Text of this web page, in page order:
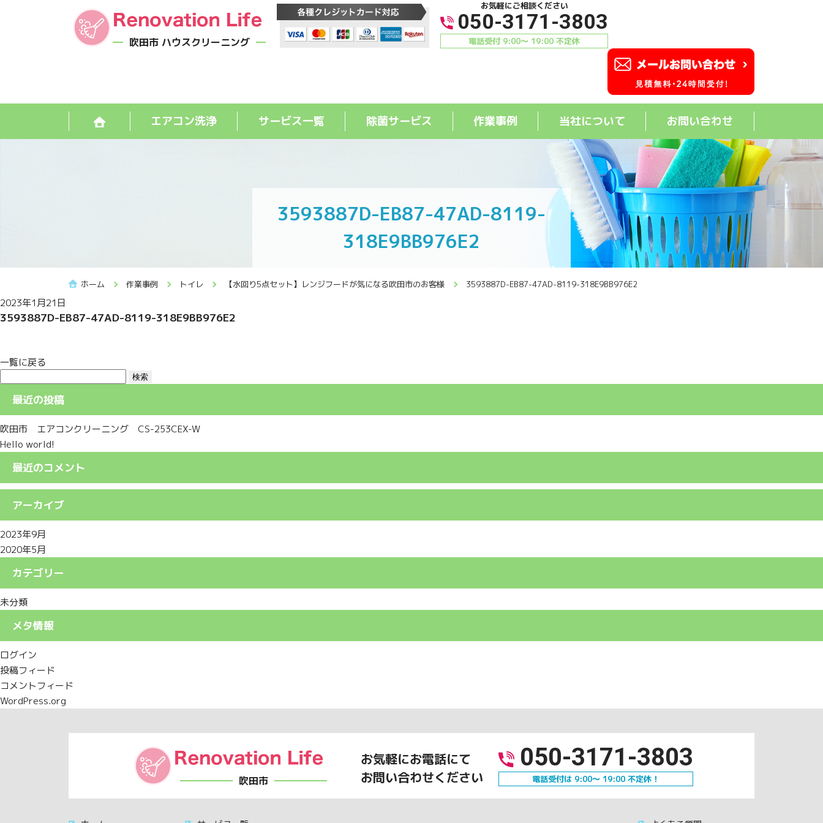
吹田市 ハウスクリーニング
お気軽にご相談ください
050-3171-3803
電話受付 9:00〜 19:00 不定休
エアコン洗浄 サービス一覧 除菌サービス 作業事例 当社について お問い合わせ
3593887D-EB87-47AD-8119-
318E9BB976E2
ホーム 作業事例 トイレ 【水回り5点セット】レンジフードが気になる吹田市のお客様 3593887D-EB87-47AD-8119-318E9BB976E2
2023年1月21日
3593887D-EB87-47AD-8119-318E9BB976E2
一覧に戻る
最近の投稿
吹田市 エアコンクリーニング CS-253CEX-W
Hello world!
最近のコメント
アーカイブ
2023年9月
2020年5月
カテゴリー
未分類
メタ情報
ログイン
投稿フィード
コメントフィード
WordPress.org
吹田市
お気軽にお電話にて
お問い合わせください
050-3171-3803
電話受付は 9:00～ 19:00 不定休！